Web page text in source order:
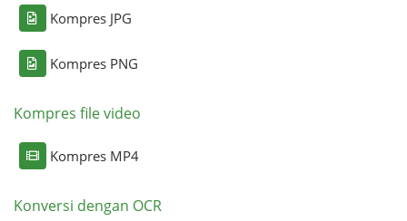
Kompres JPG
Kompres PNG
Kompres file video
Kompres MP4
Konversi dengan OCR